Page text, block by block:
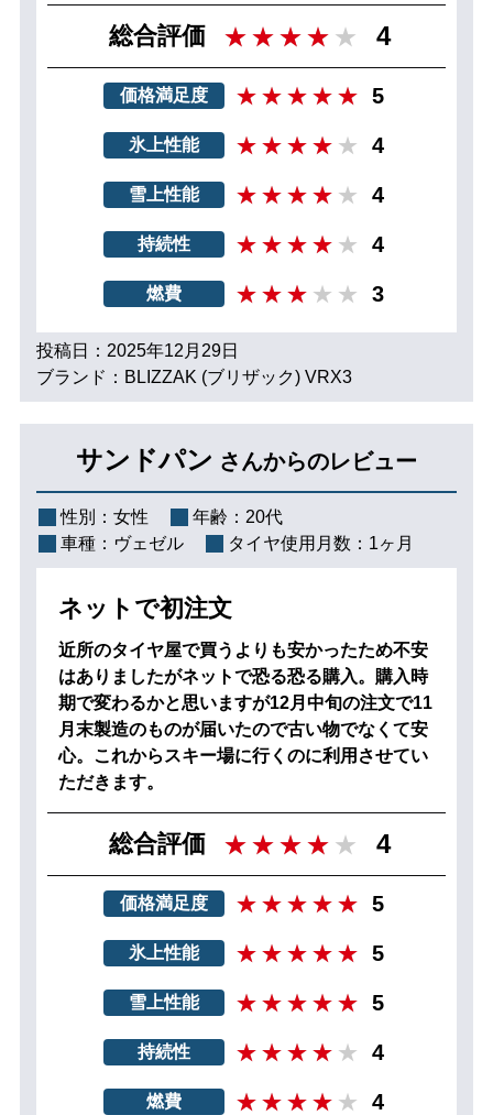
総合評価 4
価格満足度 5
氷上性能 4
雪上性能 4
持続性 4
燃費 3
投稿日：2025年12月29日
ブランド：BLIZZAK (ブリザック) VRX3
サンドパン さんからのレビュー
性別： 女性 年齢： 20代
車種： ヴェゼル タイヤ使用月数： 1ヶ月
ネットで初注文
近所のタイヤ屋で買うよりも安かったため不安
はありましたがネットで恐る恐る購入。購入時
期で変わるかと思いますが12月中旬の注文で11
月末製造のものが届いたので古い物でなくて安
心。これからスキー場に行くのに利用させてい
ただきます。
総合評価 4
価格満足度 5
氷上性能 5
雪上性能 5
持続性 4
燃費 4